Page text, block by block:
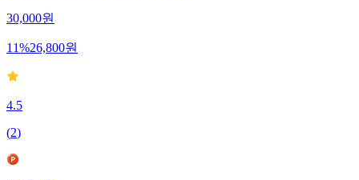
30,000원
11%26,800원
4.5
(2)